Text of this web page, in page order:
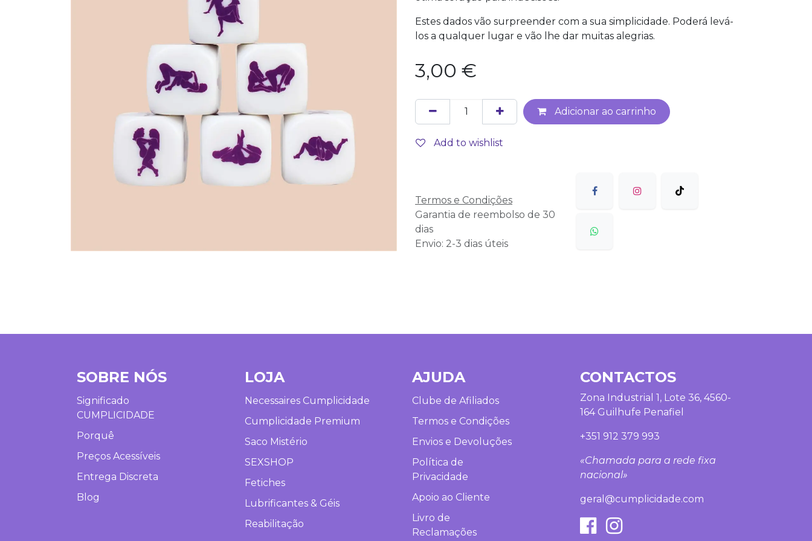
Estes dados vão surpreender com a sua simplicidade. Poderá levá-
los a qualquer lugar e vão lhe dar muitas alegrias.
3,00 €
Adicionar ao carrinho
Add to wishlist
Termos e Condições
Garantia de reembolso de 30
dias
Envio: 2-3 dias úteis
SOBRE NÓS
Significado
CUMPLICIDADE
Porquê
Preços Acessíveis
Entrega Discreta
Blog
LOJA
Necessaires Cumplicidade
Cumplicidade Premium
Saco Mistério
SEXSHOP
Fetiches
Lubrificantes & Géis
Reabilitação
AJUDA
Clube de Afiliados
Termos e Condições
Envios e Devoluções
Política de
Privacidade
Apoio ao Cliente
Livro de
Reclamações
CONTACTOS
Zona Industrial 1, Lote 36, 4560-
164 Guilhufe Penafiel
+351 912 379 993
«Chamada para a rede fixa
nacional»
geral@cumplicidade.com